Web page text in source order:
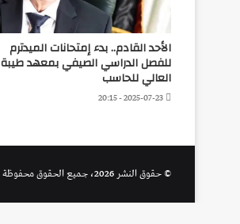
الأحد القادم.. بدء إمتحانات الميدترم
للفصل الدراسي الصيفي بمعهد طيبة
العالي للحاسب
2025-07-23 - 20:15
© حقوق النشر 2026، جميع الحقوق محفوظة |